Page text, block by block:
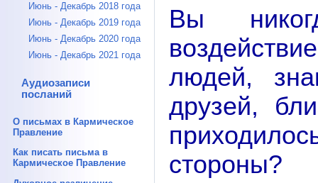
Июнь - Декабрь 2018 года
Июнь - Декабрь 2019 года
Июнь - Декабрь 2020 года
Июнь - Декабрь 2021 года
Аудиозаписи
посланий
О письмах в Кармическое
Правление
Как писать письма в
Кармическое Правление
Вы
людей,
друзей,
стороны?